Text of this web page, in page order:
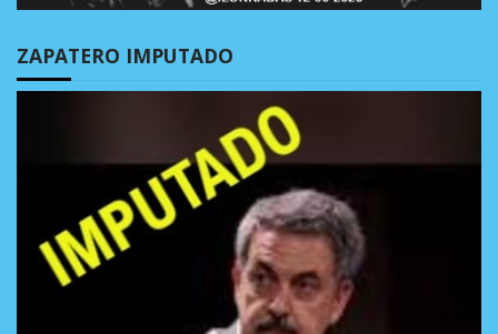
ZAPATERO IMPUTADO